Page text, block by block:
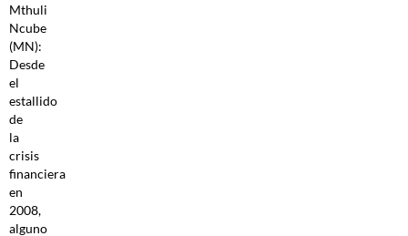
Mthuli
Ncube
(MN):
Desde
el
estallido
de
la
crisis
financiera
en
2008,
alguno